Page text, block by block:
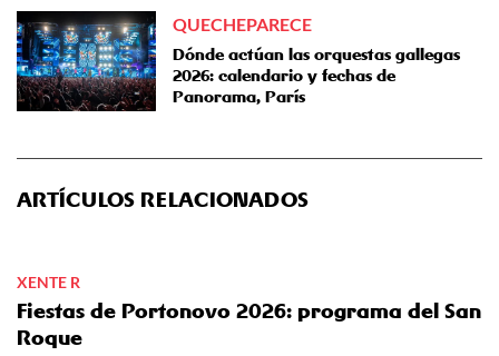
QUECHEPARECE
Dónde actúan las orquestas gallegas
2026: calendario y fechas de
Panorama, París
ARTÍCULOS RELACIONADOS
XENTE R
Fiestas de Portonovo 2026: programa del San
Roque